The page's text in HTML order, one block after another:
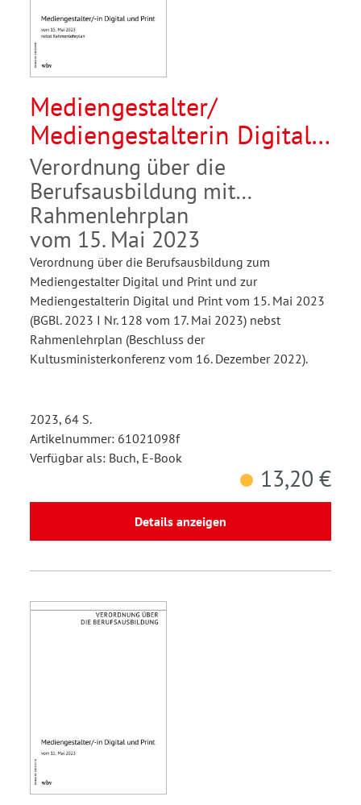
Mediengestalter/
Mediengestalterin Digital
und Print
Verordnung über die
Berufsausbildung mit
Rahmenlehrplan
vom 15. Mai 2023
Verordnung über die Berufsausbildung zum
Mediengestalter Digital und Print und zur
Mediengestalterin Digital und Print vom 15. Mai 2023
(BGBl. 2023 I Nr. 128 vom 17. Mai 2023) nebst
Rahmenlehrplan (Beschluss der
Kultusministerkonferenz vom 16. Dezember 2022).
2023, 64 S.
Artikelnummer: 61021098f
Verfügbar als: Buch, E-Book
13,20 €
Details anzeigen